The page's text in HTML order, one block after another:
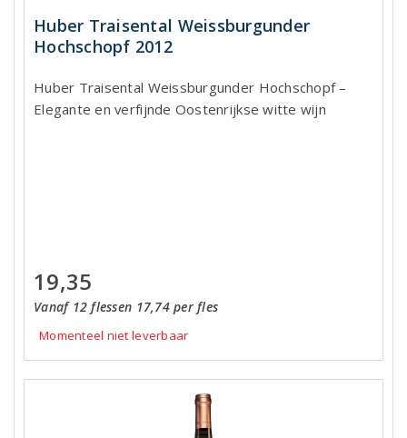
Huber Traisental Weissburgunder
Hochschopf 2012
Huber Traisental Weissburgunder Hochschopf –
Elegante en verfijnde Oostenrijkse witte wijn
19,35
Vanaf 12 flessen 17,74 per fles
Momenteel niet leverbaar